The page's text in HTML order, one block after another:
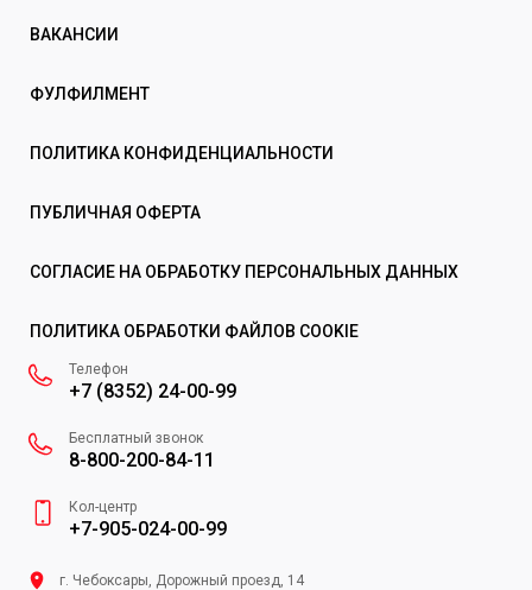
ВАКАНСИИ
ФУЛФИЛМЕНТ
ПОЛИТИКА КОНФИДЕНЦИАЛЬНОСТИ
ПУБЛИЧНАЯ ОФЕРТА
СОГЛАСИЕ НА ОБРАБОТКУ ПЕРСОНАЛЬНЫХ ДАННЫХ
ПОЛИТИКА ОБРАБОТКИ ФАЙЛОВ COOKIE
Телефон
+7 (8352) 24-00-99
Бесплатный звонок
8-800-200-84-11
Кол-центр
+7-905-024-00-99
г. Чебоксары, Дорожный проезд, 14